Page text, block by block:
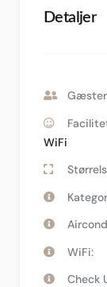
Detaljer
WiFi
WiFi:
Check